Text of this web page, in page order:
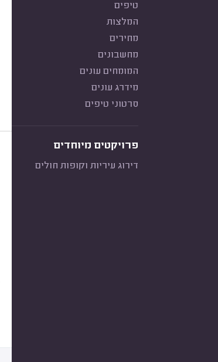
טיפים
המלצות
מחירים
מחשבונים
המומחים עונים
מידרג עונים
סרטוני טיפים
פרויקטים מיוחדים
דירוג עיריות וקופות חולים